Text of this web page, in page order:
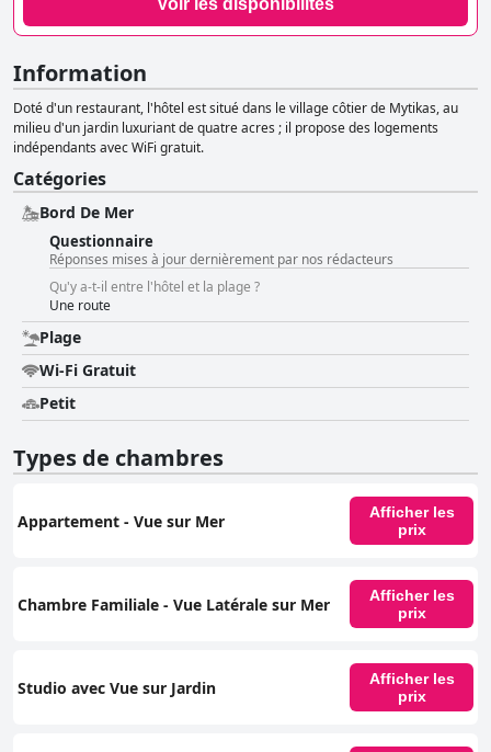
Voir les disponibilités
Information
Doté d'un restaurant, l'hôtel est situé dans le village côtier de Mytikas, au
milieu d'un jardin luxuriant de quatre acres ; il propose des logements
indépendants avec WiFi gratuit.
Catégories
Bord De Mer
Questionnaire
Réponses mises à jour dernièrement par nos rédacteurs
Qu'y a-t-il entre l'hôtel et la plage ?
Une route
Plage
Wi-Fi Gratuit
Petit
Types de chambres
Appartement - Vue sur Mer
Afficher les
prix
Chambre Familiale - Vue Latérale sur Mer
Afficher les
prix
Studio avec Vue sur Jardin
Afficher les
prix